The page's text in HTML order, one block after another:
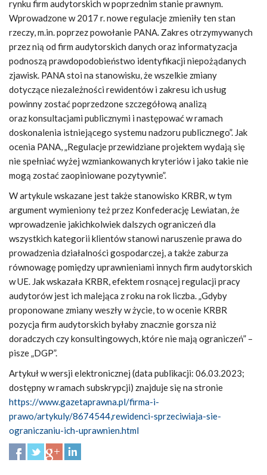
rynku firm audytorskich w poprzednim stanie prawnym.
Wprowadzone w 2017 r. nowe regulacje zmieniły ten stan
rzeczy, m.in. poprzez powołanie PANA. Zakres otrzymywanych
przez nią od firm audytorskich danych oraz informatyzacja
podnoszą prawdopodobieństwo identyfikacji niepożądanych
zjawisk. PANA stoi na stanowisku, że wszelkie zmiany
dotyczące niezależności rewidentów i zakresu ich usług
powinny zostać poprzedzone szczegółową analizą
oraz konsultacjami publicznymi i następować w ramach
doskonalenia istniejącego systemu nadzoru publicznego”. Jak
ocenia PANA, „Regulacje przewidziane projektem wydają się
nie spełniać wyżej wzmiankowanych kryteriów i jako takie nie
mogą zostać zaopiniowane pozytywnie”.
W artykule wskazane jest także stanowisko KRBR, w tym
argument wymieniony też przez Konfederację Lewiatan, że
wprowadzenie jakichkolwiek dalszych ograniczeń dla
wszystkich kategorii klientów stanowi naruszenie prawa do
prowadzenia działalności gospodarczej, a także zaburza
równowagę pomiędzy uprawnieniami innych firm audytorskich
w UE. Jak wskazała KRBR, efektem rosnącej regulacji pracy
audytorów jest ich malejąca z roku na rok liczba. „Gdyby
proponowane zmiany weszły w życie, to w ocenie KRBR
pozycja firm audytorskich byłaby znacznie gorsza niż
doradczych czy konsultingowych, które nie mają ograniczeń” –
pisze „DGP”.
Artykuł w wersji elektronicznej (data publikacji: 06.03.2023;
dostępny w ramach subskrypcji) znajduje się na stronie
https://www.gazetaprawna.pl/firma-i-
prawo/artykuly/8674544,rewidenci-sprzeciwiaja-sie-
ograniczaniu-ich-uprawnien.html